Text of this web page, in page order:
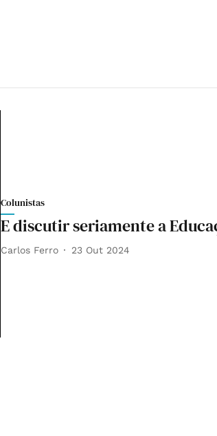
Colunistas
E discutir seriamente a
Carlos Ferro 23 Out 2024